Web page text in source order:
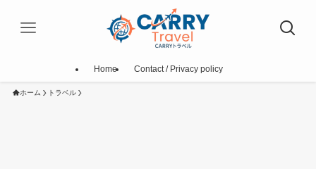
Home Contact / Privacy policy
ホーム トラベル